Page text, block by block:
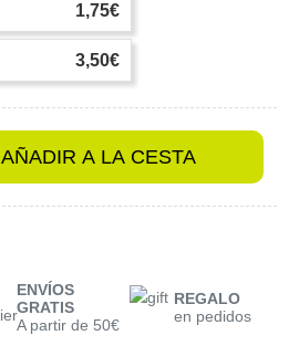
1,75€
3,50€
AÑADIR A LA CESTA
ENVÍOS
GRATIS
A partir de 50€
REGALO
en pedidos